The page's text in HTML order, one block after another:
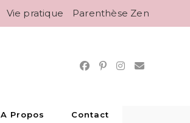
Vie pratique Parenthèse Zen
A Propos Contact